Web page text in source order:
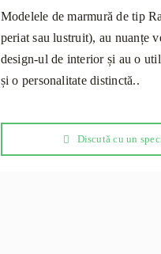
x
16
x
2cm
Modelele de marmură de tip
periat sau lustruit), au nuanțe
design-ul de interior și au o
și o personalitate distinctă..
Discută cu un